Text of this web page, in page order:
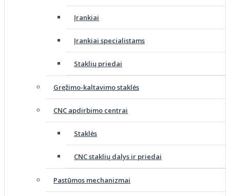
Įrankiai
Įrankiai specialistams
Staklių priedai
Gręžimo-kaltavimo staklės
CNC apdirbimo centrai
Staklės
CNC staklių dalys ir priedai
Pastūmos mechanizmai